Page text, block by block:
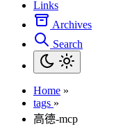
Links
Archives
Search
Home »
tags »
高德-mcp